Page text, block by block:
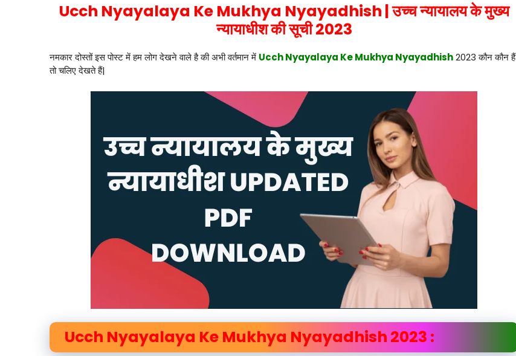
Ucch Nyayalaya Ke Mukhya Nyayadhish |उच्च न्यायालय के मुख्य
न्यायाधीश की सूची 2023
नमकार दोस्तों इस पोस्ट में हम लोग देखने वाले है की अभी वर्तमान में Ucch Nyayalaya Ke Mukhya Nyayadhish2023 कौन कौन हैं
तो चलिए देखते हैं|
Ucch Nyayalaya Ke Mukhya Nyayadhish 2023 :